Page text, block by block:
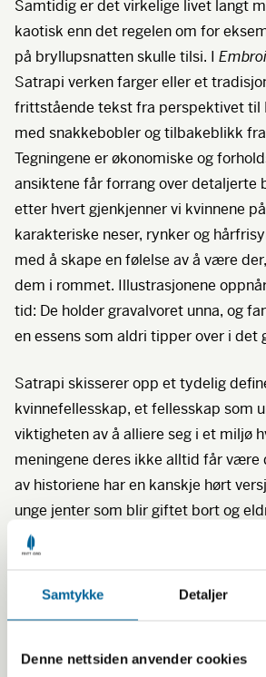
Samtykke Detaljer
Denne nettsiden anvender cookies
Samtidig er det virkelige livet langt
kaotisk enn det regelen om for
på bryllupsnatten skulle tilsi. I
Satrapi verken farger eller et
frittstående tekst fra perspektivet til
med snakkebobler og tilbakeblikk
Tegningene er økonomiske og
ansiktene får forrang over detaljerte
etter hvert gjenkjenner vi kvinnene
karakteriske neser, rynker og
med å skape en følelse av å være
dem i rommet. Illustrasjonene
tid: De holder gravalvoret unna, og
en essens som aldri tipper over i det
Satrapi skisserer opp et tydelig
kvinnefellesskap, et fellesskap som
viktigheten av å alliere seg i et miljø
meningene deres ikke alltid får være
av historiene har en kanskje hørt
unge jenter som blir giftet bort og
forholder seg til kvinner som
er kvinnelige karakterer som deler
Embroideries
like mye en historie om
samfunn som ikke lar kvinner ta